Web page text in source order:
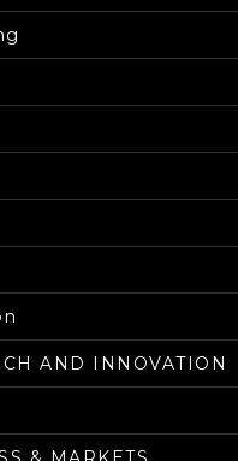
AND INNOVATION